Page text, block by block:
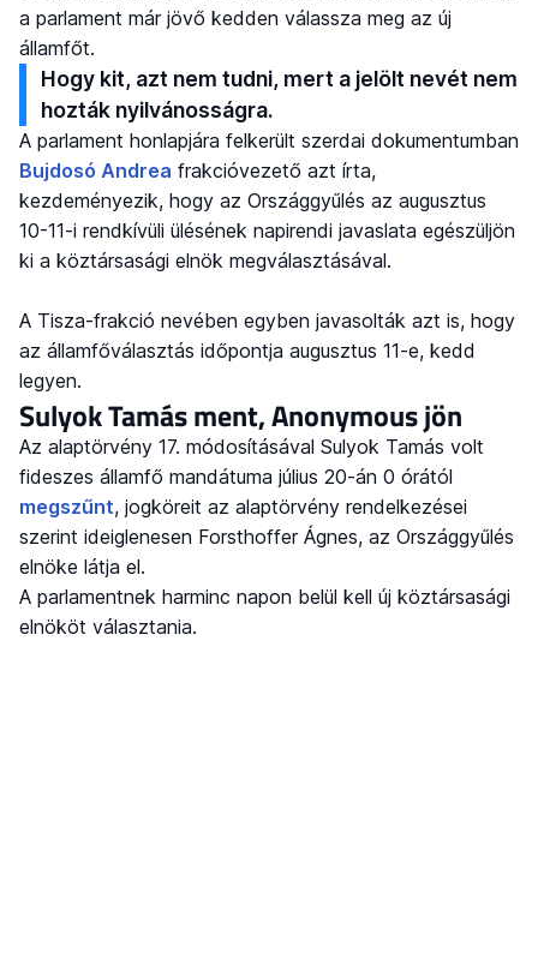
a parlament már jövő kedden válassza meg az új
államfőt.
Hogy kit, azt nem tudni, mert a jelölt nevét nem
hozták nyilvánosságra.
A parlament honlapjára felkerült szerdai dokumentumban
Bujdosó Andrea frakcióvezető azt írta,
kezdeményezik, hogy az Országgyűlés az augusztus
10-11-i rendkívüli ülésének napirendi javaslata egészüljön
ki a köztársasági elnök megválasztásával.
A Tisza-frakció nevében egyben javasolták azt is, hogy
az államfőválasztás időpontja augusztus 11-e, kedd
legyen.
Sulyok Tamás ment, Anonymous jön
Az alaptörvény 17. módosításával Sulyok Tamás volt
fideszes államfő mandátuma július 20-án 0 órától
megszűnt, jogköreit az alaptörvény rendelkezései
szerint ideiglenesen Forsthoffer Ágnes, az Országgyűlés
elnöke látja el.
A parlamentnek harminc napon belül kell új köztársasági
elnököt választania.